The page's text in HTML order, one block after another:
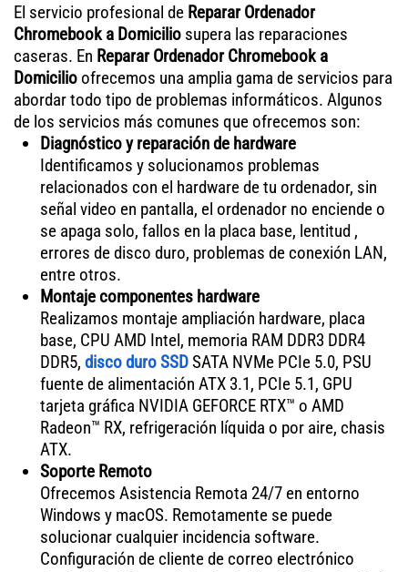
El servicio profesional de Reparar Ordenador
Chromebook a Domicilio supera las reparaciones
caseras. En Reparar Ordenador Chromebook a
Domicilioofrecemos una amplia gama de servicios para
abordar todo tipo de problemas informáticos. Algunos
de los servicios más comunes que ofrecemos son:
Diagnóstico y reparación de hardware
Identificamos y solucionamos problemas
relacionados con el hardware de tu ordenador, sin
señal video en pantalla, el ordenador no enciende o
se apaga solo, fallos en la placa base, lentitud ,
errores de disco duro, problemas de conexión LAN,
entre otros.
Montaje componentes hardware
Realizamos montaje ampliación hardware, placa
base, CPU AMD Intel, memoria RAM DDR3 DDR4
DDR5, disco duro SSDSATA NVMe PCIe 5.0, PSU
fuente de alimentación ATX 3.1, PCIe 5.1, GPU
tarjeta gráfica NVIDIA GEFORCE RTX™ o AMD
Radeon™ RX, refrigeración líquida o por aire, chasis
ATX.
Soporte Remoto
Ofrecemos Asistencia Remota 24/7 en entorno
Windows y macOS. Remotamente se puede
solucionar cualquier incidencia software.
Configuración de cliente de correo electrónico